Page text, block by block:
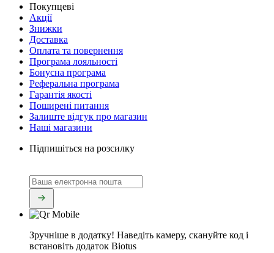
Покупцеві
Акції
Знижки
Доставка
Оплата та повернення
Програма лояльності
Бонусна програма
Реферальна програма
Гарантія якості
Поширені питання
Залиште відгук про магазин
Наші магазини
Підпишіться на розсилку
Зручніше в додатку! Наведіть камеру, скануйте код і
встановіть додаток Biotus